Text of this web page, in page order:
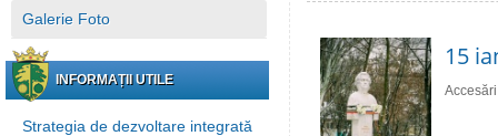
Galerie Foto
INFORMAȚII UTILE
Strategia de dezvoltare integrată
15